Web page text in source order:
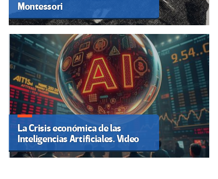
Montessori
La Crisis económica de las
Inteligencias Artificiales. Video